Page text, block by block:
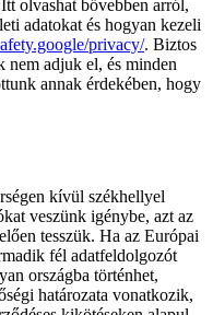
olvashat bővebben arról,
adatokat és hogyan kezeli
privacy/. Biztos
nem adjuk el, és minden
annak érdekében, hogy
kívül székhellyel
veszünk igénybe, azt az
tesszük. Ha az Európai
fél adatfeldolgozót
országba történhet,
határozata vonatkozik,